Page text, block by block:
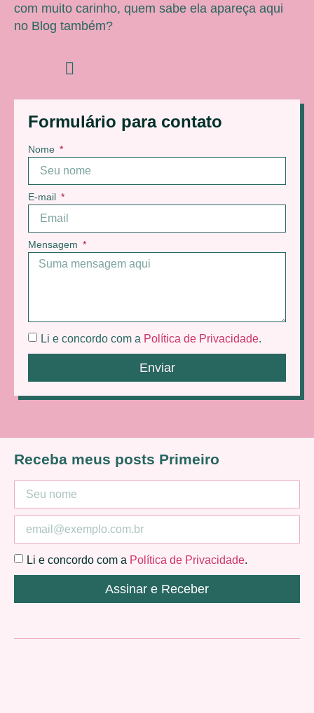
Formulário para contato
Nome
E-mail
Mensagem
Li e concordo com a Política de Privacidade.
Enviar
com muito carinho, quem sabe ela apareça aqui
no Blog também?
Receba meus posts Primeiro
Li e concordo com a Política de Privacidade.
Assinar e Receber